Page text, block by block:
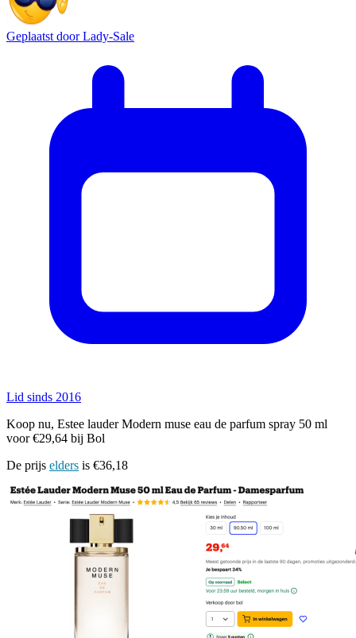
Geplaatst doorLady-Sale
Lid sinds 2016
Koop nu, Estee lauder Modern muse eau de parfum spray 50 ml
voor €29,64 bij Bol
De prijs elders is €36,18